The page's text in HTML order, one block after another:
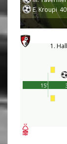
E. Kroupi 40'
1.
15'